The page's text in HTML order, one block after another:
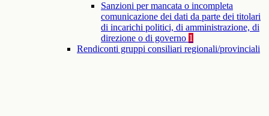
Sanzioni per mancata o incompleta
comunicazione dei dati da parte dei titolari
di incarichi politici, di amministrazione, di
direzione o di governo 1
Rendiconti gruppi consiliari regionali/provinciali